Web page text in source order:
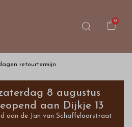
0
retourtermijn
8 augustus
aan Dijkje 13
aan de Jan van Schaffelaarstraat